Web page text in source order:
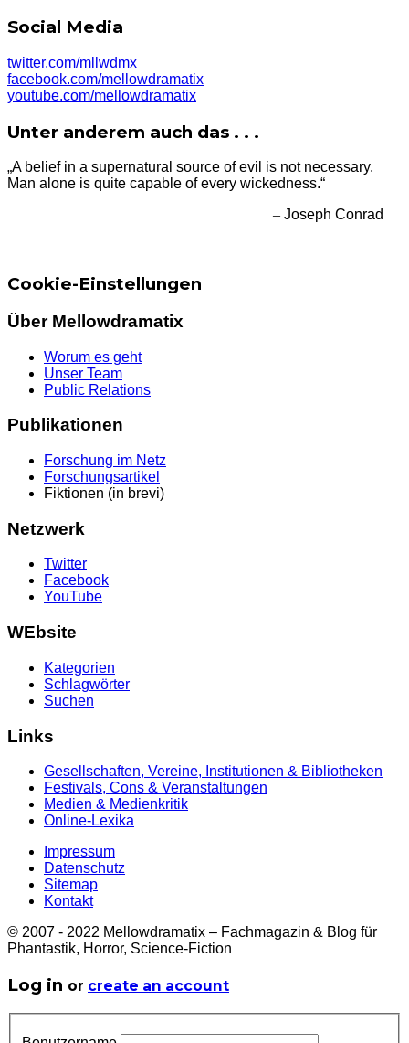
Social Media
twitter.com/mllwdmx
facebook.com/mellowdramatix
youtube.com/mellowdramatix
Unter anderem auch das . . .
„A belief in a supernatural source of evil is not necessary.
Man alone is quite capable of every wickedness.“
– Joseph Conrad
Cookie-Einstellungen
Über Mellowdramatix
Worum es geht
Unser Team
Public Relations
Publikationen
Forschung im Netz
Forschungsartikel
Fiktionen (in brevi)
Netzwerk
Twitter
Facebook
YouTube
WEbsite
Kategorien
Schlagwörter
Suchen
Links
Gesellschaften, Vereine, Institutionen & Bibliotheken
Festivals, Cons & Veranstaltungen
Medien & Medienkritik
Online-Lexika
Impressum
Datenschutz
Sitemap
Kontakt
© 2007 - 2022 Mellowdramatix – Fachmagazin & Blog für
Phantastik, Horror, Science-Fiction
Log in or create an account